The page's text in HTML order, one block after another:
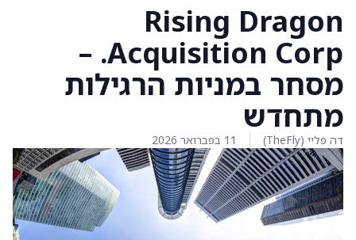
Rising Dragon
Acquisition Corp. –
מסחר במניות הרגילות
מתחדש
דה פליי (TheFly) 11 בפברואר 2026